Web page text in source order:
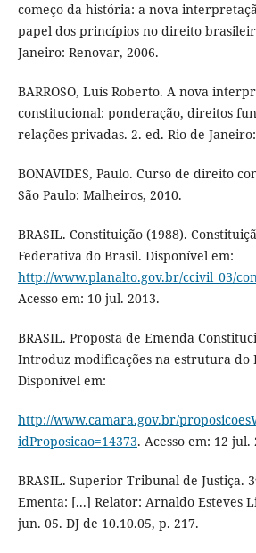
começo da história: a nova
papel dos princípios no direito
Janeiro: Renovar, 2006.
BARROSO, Luís Roberto. A nova
constitucional: ponderação, direitos
relações privadas. 2. ed. Rio de
BONAVIDES, Paulo. Curso de direito
São Paulo: Malheiros, 2010.
BRASIL. Constituição (1988).
Federativa do Brasil. Disponível em:
http://www.planalto.gov.br/ccivil_03/
Acesso em: 10 jul. 2013.
BRASIL. Proposta de Emenda
Introduz modificações na estrutura do
Disponível em:
http://www.camara.gov.br/
idProposicao=14373. Acesso em: 12 jul.
BRASIL. Superior Tribunal de Justiça.
Ementa: [...] Relator: Arnaldo Esteves
jun. 05. DJ de 10.10.05, p. 217.